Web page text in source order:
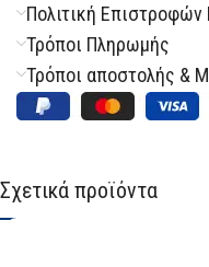
Πολιτική
Τρόποι Πληρωμής
Τρόποι αποστολής &
Σχετικά προϊόντα